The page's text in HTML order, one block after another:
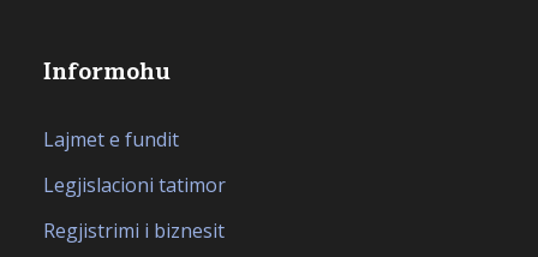
Informohu
Lajmet e fundit
Legjislacioni tatimor
Regjistrimi i biznesit